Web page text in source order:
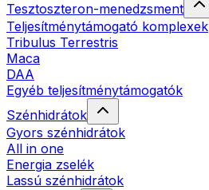
Tesztoszteron-menedzsment
Teljesítménytámogató komplexek
Tribulus Terrestris
Maca
DAA
Egyéb teljesítménytámogatók
Szénhidrátok
Gyors szénhidrátok
All in one
Energia zselék
Lassú szénhidrátok